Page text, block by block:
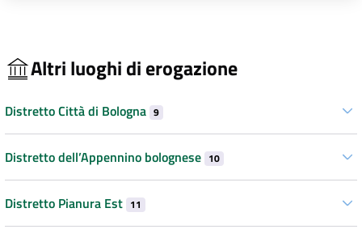
Altri luoghi di erogazione
Distretto Città di Bologna 9
Distretto dell’Appennino bolognese 10
Distretto Pianura Est 11